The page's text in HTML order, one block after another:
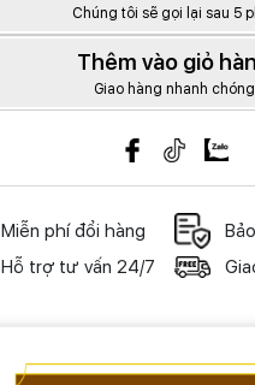
Chúng tôi sẽ gọi lại sau 5
Thêm vào giỏ
Giao hàng nhanh chóng
Miễn phí đổi hàng
Hỗ trợ tư vấn 24/7